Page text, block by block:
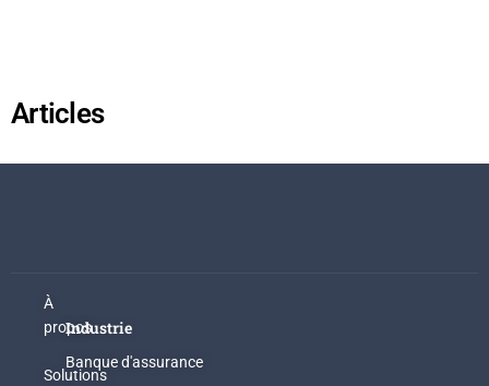
Articles
À
propos
Solutions
Industrie
Banque d'assurance